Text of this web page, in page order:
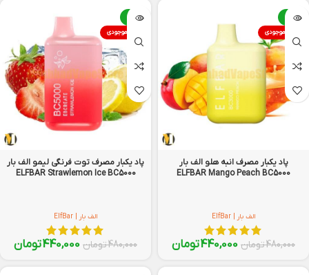
-8%
اتمام موجودی
پاد یکبار مصرف انبه هلو الف بار
ELFBAR Mango Peach BC5000
الف بار | ElfBar
480,000تومان 440,000تومان
-8%
اتمام موجودی
پاد یکبار مصرف توت فرنگی لیمو الف بار
ELFBAR Strawlemon Ice BC5000
الف بار | ElfBar
480,000تومان 440,000تومان